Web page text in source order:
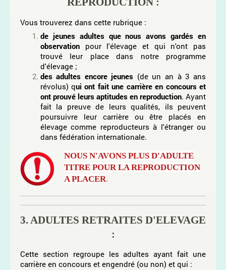
Vous trouverez dans cette rubrique :
de jeunes adultes que nous avons gardés en
observation pour l'élevage et qui n'ont pas
trouvé leur place dans notre programme
d'élevage ;
des adultes encore jeunes (de un an à 3 ans
révolus) qui ont fait une carrière en concours et
ont prouvé leurs aptitudes en reproduction. ​Ayant
fait la preuve de leurs qualités, ils peuvent
poursuivre leur carrière ou être placés en
élevage comme reproducteurs à l'étranger ou
dans fédération internationale.
NOUS N'AVONS PLUS D'ADULTE
TITRE POUR LA REPRODUCTION
A PLACER.
3. ADULTES RETRAITES D'ELEVAGE
:
Cette section regroupe les adultes ayant fait une
carrière en concours et engendré (ou non) et qui :